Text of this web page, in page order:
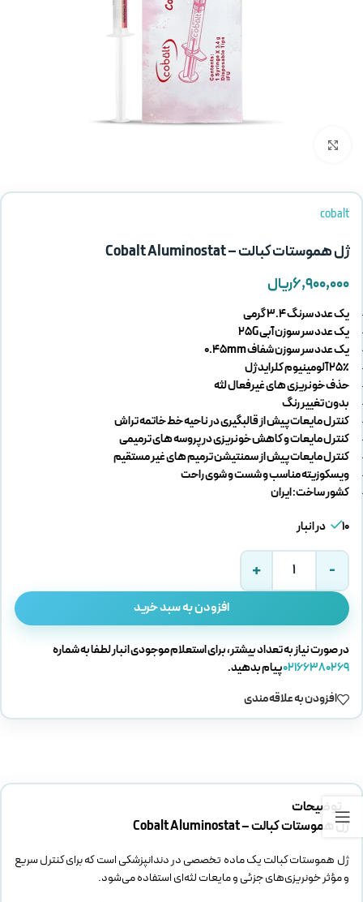
cobalt
ژل هموستات کبالت – Cobalt Aluminostat
۶,۹۰۰,۰۰۰ریال
یک عدد سرنگ 3.4 گرمی
یک عدد سر سوزن آبی 25G
یک عدد سر سوزن شفاف 0.45mm
25٪ آلومینیوم کلراید ژل
حذف خونریزی های غیرفعال لثه
بدون تغییر رنگ
کنترل مایعات پیش از قالبگیری در ناحیه خط خاتمه تراش
کنترل مایعات و کاهش خونریزی در پروسه های ترمیمی
کنترل مایعات پیش از سمنتیشن ترمیم های غیر مستقیم
ویسکوزیته مناسب و شست و شوی راحت
کشور ساخت: ایران
10 در انبار
افزودن به سبد خرید
در صورت نیاز به تعداد بیشتر، برای استعلام موجودی انبار لطفا به شماره
02166380269پیام بدهید.
افزودن به علاقه مندی
توضیحات
ژل هموستات کبالت – Cobalt Aluminostat
ژل هموستات کبالت یک ماده تخصصی در دندانپزشکی است که برای کنترل سریع
و مؤثر خونریزی‌های جزئی و مایعات لثه‌ای استفاده می‌شود.